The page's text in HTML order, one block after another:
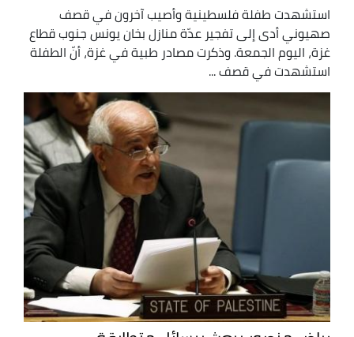
استشهدت طفلة فلسطينية وأصيب آخرون في قصف
صهيوني أدى إلى تفجير عدّة منازل بخان يونس جنوب قطاع
غزة، اليوم الجمعة. وذكرت مصادر طبية في غزة، أنّ الطفلة
استشهدت في قصف ...